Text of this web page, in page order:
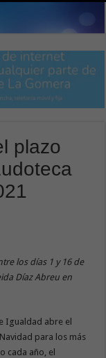
plazo
los días 1 y 16 de
Díaz Abreu en
Igualdad abre el
para los más
cada año, el